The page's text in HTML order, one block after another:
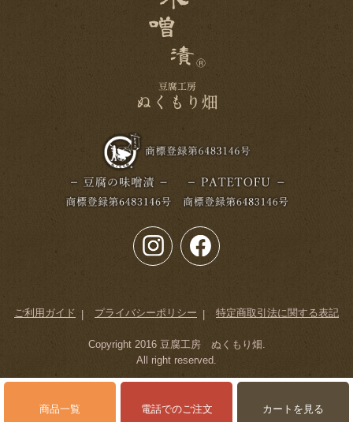
商品一覧 電話でのご注文 カートを見る
ご利用ガイド プライバシーポリシー 特定商取引法に関する表記
Copyright 2016 豆腐工房 ぬくもり畑
All right reserved.